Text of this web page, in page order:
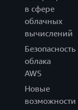
в сфере
облачных
вычислений
Безопасность
облака
AWS
Новые
возможности